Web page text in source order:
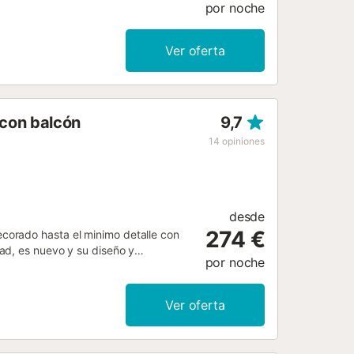
mar. El alojamiento dispone de:
por noche
Ver oferta
balcón 9,7
14 opiniones
hasta el minimo detalle con
es nuevo y su diseño y
disfrutar de unas espectaculres
cruzando por el paso a nivel. Se
al mar - 3 habitaciones: habitación 1
desde
274 €
por noche
Ver oferta